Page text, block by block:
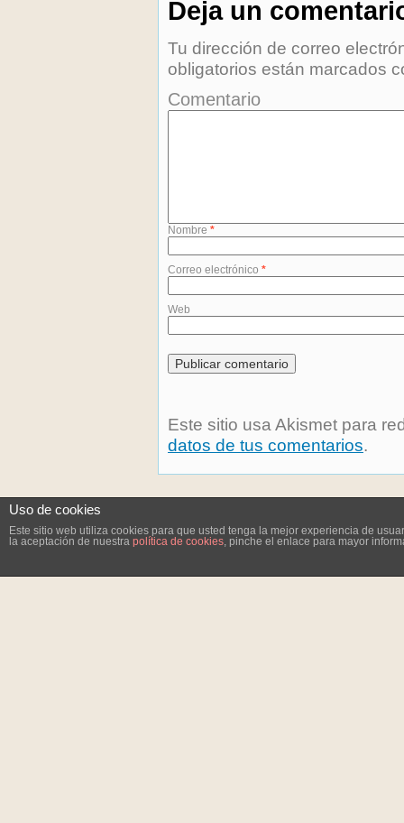
Deja un
Tu dirección de correo
obligatorios están marcados
Comentario
Nombre *
Correo electrónico *
Web
Este sitio usa Akismet para
datos de tus comentarios.
Uso de cookies
Este sitio web utiliza cookies para que usted tenga la mejor experiencia de
la aceptación de nuestra política de cookies, pinche el enlace para mayor